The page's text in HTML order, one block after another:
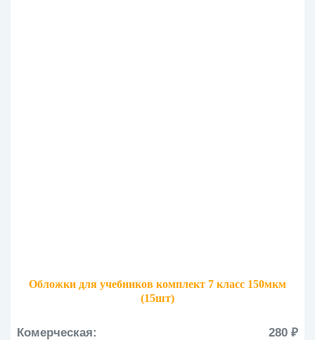
Обложки для учебников комплект 7 класс 150мкм
(15шт)
Комерческая: 280 ₽